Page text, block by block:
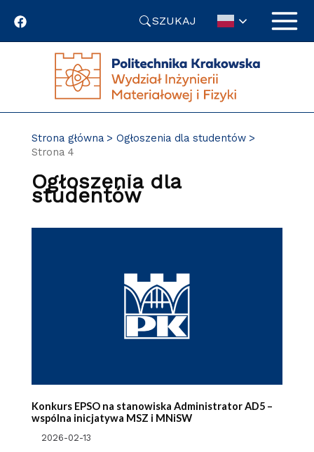
SZUKAJ
Strona główna
Ogłoszenia dla studentów
Strona 4
Ogłoszenia dla
studentów
Konkurs EPSO na stanowiska Administrator AD5 –
wspólna inicjatywa MSZ i MNiSW
2026-02-13